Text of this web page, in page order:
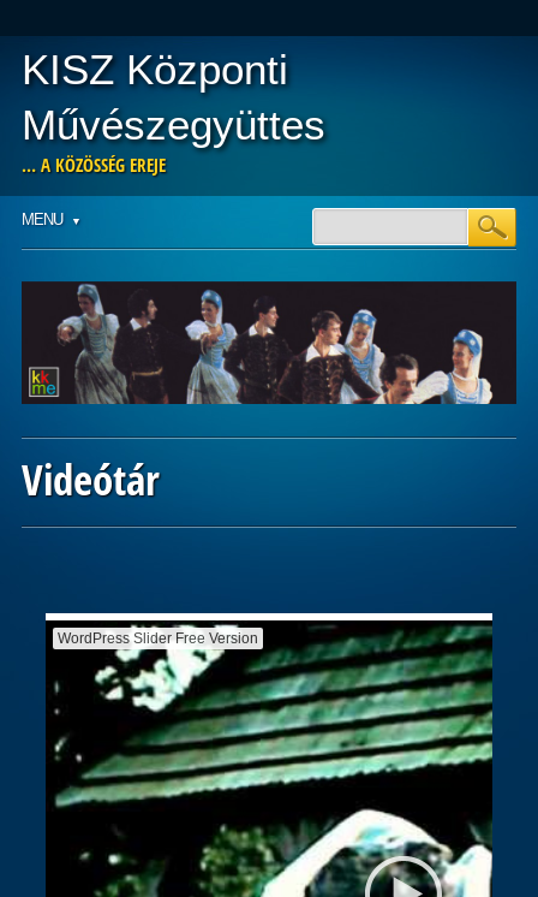
KISZ Központi
Művészegyüttes
… A KÖZÖSSÉG EREJE
Main menu
MENU
Videótár
WordPress Slider Free Version